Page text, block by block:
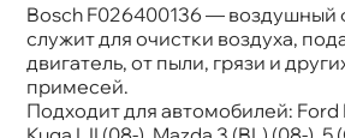
Bosch F026400136 — воздушный
служит для очистки воздуха,
двигатель, от пыли, грязи и
примесей.
Подходит для автомобилей: Ford
Бренд
BOSCH
F 026 400 136